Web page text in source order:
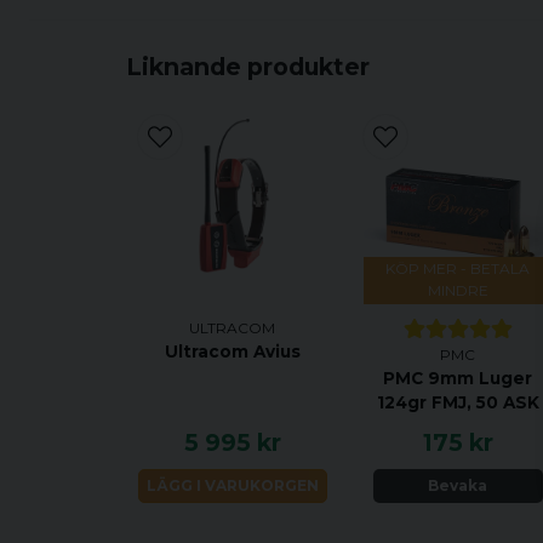
Liknande produkter
ULTRACOM
Ultracom Avius
5 995 kr
LÄGG I VARUKORGEN
KÖP MER - BETALA
MINDRE
PMC
PMC 9mm Luger
124gr FMJ, 50 ASK
175 kr
Bevaka